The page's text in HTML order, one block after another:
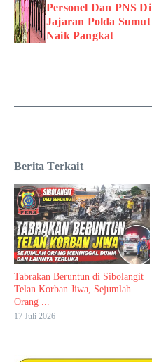
Personel Dan PNS Di
Jajaran Polda Sumut
Naik Pangkat
Berita Terkait
Tabrakan Beruntun di Sibolangit
Telan Korban Jiwa, Sejumlah
Orang ...
17 Juli 2026